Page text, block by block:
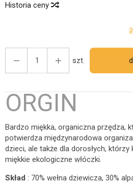
Historia ceny
szt.
ORGIN
Bardzo miękka, organiczna przędza,
potwierdza międzynarodowa
dzieci, ale także dla dorosłych,
miękkie ekologiczne włóczki.
Skład : 70% wełna dziewicza, 30%